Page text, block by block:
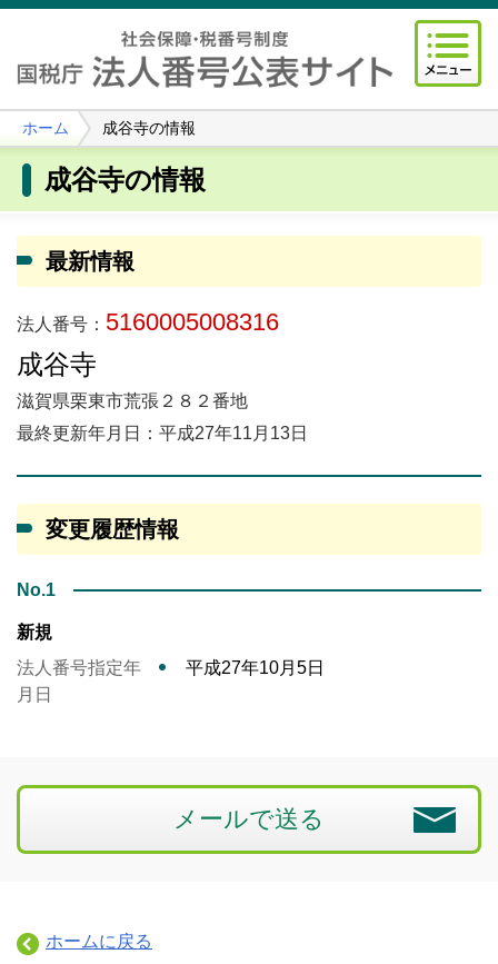
ホーム 成谷寺の情報
成谷寺の情報
最新情報
法人番号： 5160005008316
成谷寺
滋賀県栗東市荒張２８２番地
最終更新年月日：平成27年11月13日
変更履歴情報
No.1
新規
法人番号指定年
月日
平成27年10月5日
メールで送る
ホームに戻る